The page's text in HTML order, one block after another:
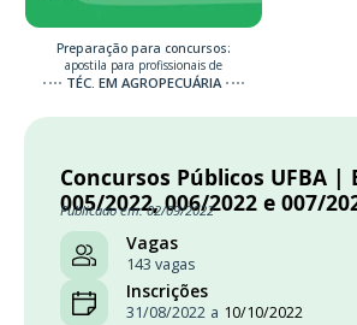
Preparação para concursos:
apostila para profissionais de
TÉC. EM AGROPECUÁRIA
Concursos Públicos UFBA |
005/2022, 006/2022 e 007/
Publicado em: 02/09/2022
Vagas
143 vagas
Inscrições
31/08/2022 a 10/10/2022